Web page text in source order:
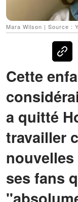
Mara Wilson | Source :
Cette
a quitté
travailler
ses fans